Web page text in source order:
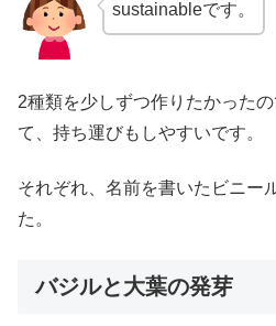
sustainableです。
2種類を少しずつ作りたかった
て、持ち運びもしやすいです。
それぞれ、名前を書いたビニー
た。
バジルと大葉の発芽